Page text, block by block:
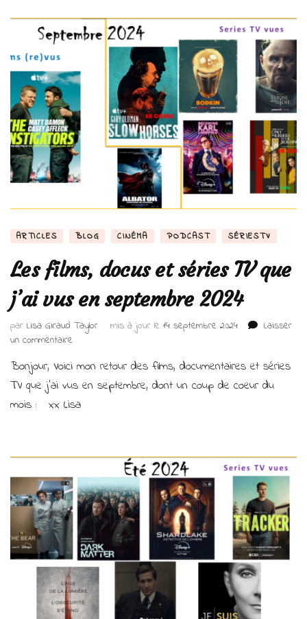
octobre
2024
ARTICLES BLOG CINÉMA PODCAST SÉRIESTV
Les films, docus et séries TV que
j’ai vus en septembre 2024
par Lisa Giraud Taylor mis à jour le 14 septembre 2024
Laisser
un commentaire
films,
docus
séries
j’ai
en
septembre
2024
Bonjour, Voici mon retour des films, documentaires et séries
TV que j’ai vus en septembre, dont un coup de coeur du
mois : xx Lisa